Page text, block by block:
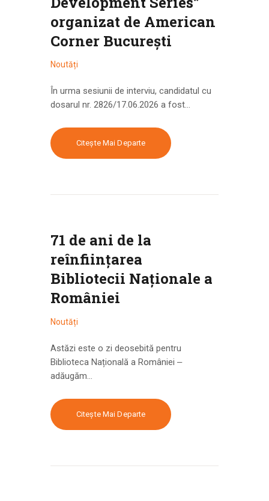
organizat de American
Corner București
Noutăți
În urma sesiunii de interviu, candidatul cu
dosarul nr. 2826/17.06.2026 a fost…
Citește Mai Departe
71 de ani de la
reînființarea
Bibliotecii Naționale a
României
Noutăți
Astăzi este o zi deosebită pentru
Biblioteca Națională a României ‒
adăugăm…
Citește Mai Departe